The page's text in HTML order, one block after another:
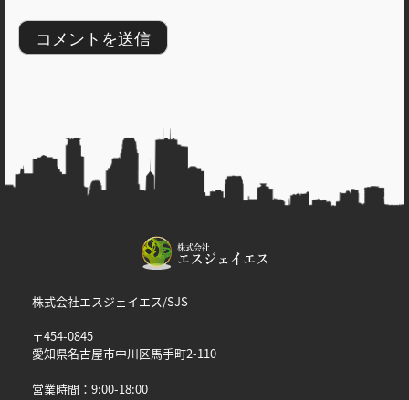
株式会社エスジェイエス/SJS
〒454-0845
愛知県名古屋市中川区馬手町2-110
営業時間：9:00-18:00